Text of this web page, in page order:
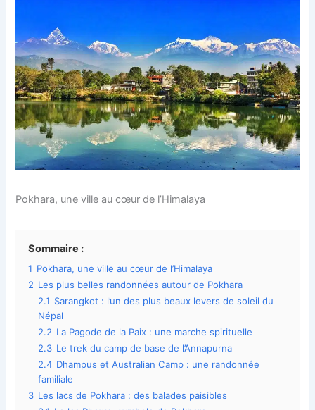
Pokhara, une ville au cœur de l’Himalaya
Sommaire :
1 Pokhara, une ville au cœur de l’Himalaya
2 Les plus belles randonnées autour de Pokhara
2.1 Sarangkot : l’un des plus beaux levers de soleil du
Népal
2.2 La Pagode de la Paix : une marche spirituelle
2.3 Le trek du camp de base de l’Annapurna
2.4 Dhampus et Australian Camp : une randonnée
familiale
3 Les lacs de Pokhara : des balades paisibles